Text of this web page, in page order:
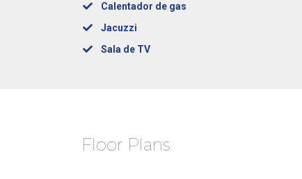
Calentador de gas
Jacuzzi
Sala de TV
Floor Plans